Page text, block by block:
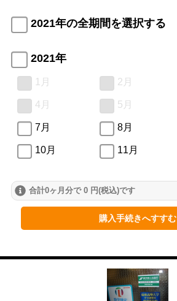
2021年の全期間を選択する
2021年
1月 2月
4月 5月
7月 8月
10月 11月
合計0ヶ月分で 0 円(税込)です
購入手続きへすすむ